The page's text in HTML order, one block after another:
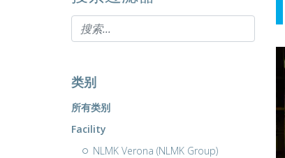
类别
所有类别
Facility
NLMK Verona (NLMK Group)